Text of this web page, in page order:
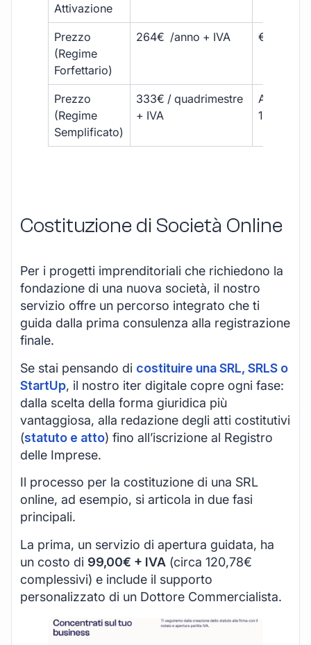
Attivazione
Prezzo
(Regime
Forfettario)
264€ /anno + IVA €500 –
Prezzo
(Regime
Semplificato)
333€ / quadrimestre
+ IVA
A partire
1800 € +
Costituzione di Società Online
Per i progetti imprenditoriali che richiedono la
fondazione di una nuova società, il nostro
servizio offre un percorso integrato che ti
guida dalla prima consulenza alla registrazione
finale.
Se stai pensando di costituire una SRL, SRLS o
StartUp, il nostro iter digitale copre ogni fase:
dalla scelta della forma giuridica più
vantaggiosa, alla redazione degli atti costitutivi
(statuto e atto) fino all’iscrizione al Registro
delle Imprese.
Il processo per la costituzione di una SRL
online, ad esempio, si articola in due fasi
principali.
La prima, un servizio di apertura guidata, ha
un costo di 99,00€ + IVA (circa 120,78€
complessivi) e include il supporto
personalizzato di un Dottore Commercialista.